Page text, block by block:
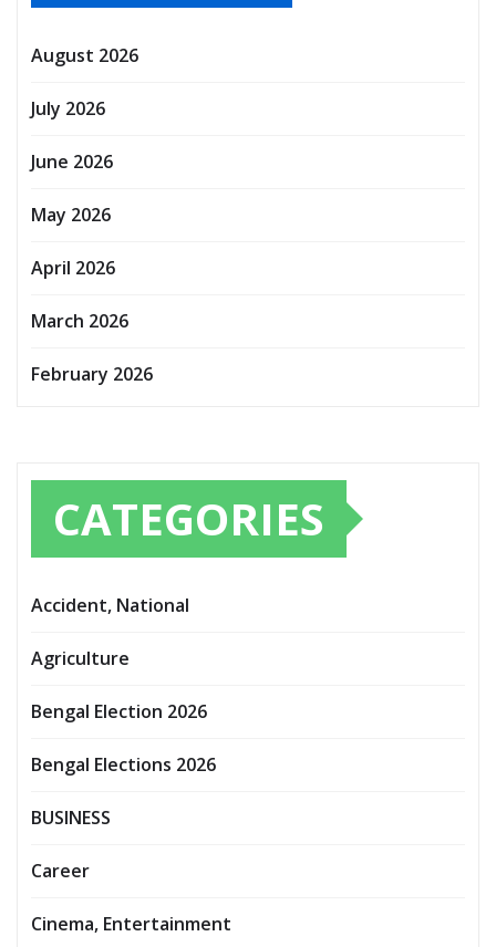
August 2026
July 2026
June 2026
May 2026
April 2026
March 2026
February 2026
CATEGORIES
Accident, National
Agriculture
Bengal Election 2026
Bengal Elections 2026
BUSINESS
Career
Cinema, Entertainment